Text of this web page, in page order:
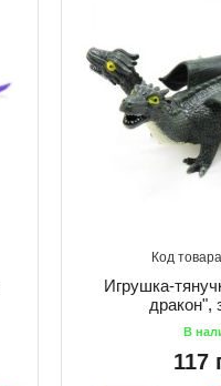
Игрушка-
дракон",
117